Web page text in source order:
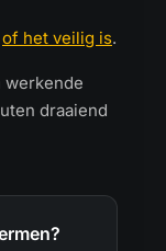
of het veilig is.
draaiend